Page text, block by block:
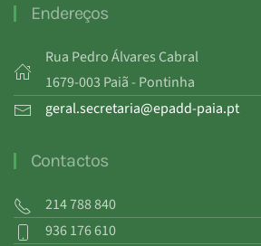
Endereços
Rua Pedro Álvares Cabral
1679-003 Paiã - Pontinha
geral.secretaria@epadd-paia.pt
Contactos
214 788 840
936 176 610